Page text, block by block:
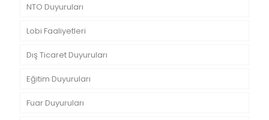
NTO Duyuruları
Lobi Faaliyetleri
Dış Ticaret Duyuruları
Eğitim Duyuruları
Fuar Duyuruları